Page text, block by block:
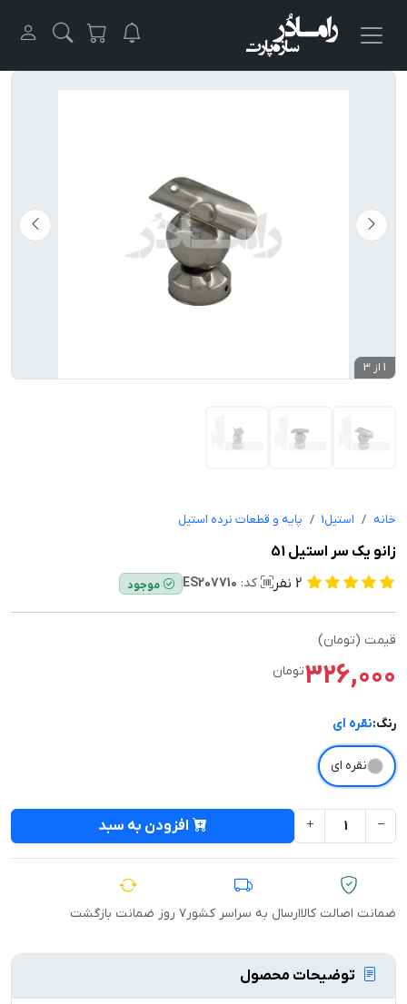
1 از 3
خانه استیل1 پایه و قطعات نرده استیل
زانو یک سر استیل 51
2 نفر کد: ES207710 موجود
قیمت (تومان)
326,000تومان
رنگ:نقره ای
نقره ای
افزودن به سبد
ضمانت اصالت کالاارسال به سراسر کشور۷ روز ضمانت بازگشت
توضیحات محصول